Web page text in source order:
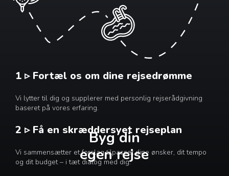
Byg din
egen rejse
1 ▹ Fortæl os om dine rejsedrømme
Vi lytter til dig og supplerer med personlig rejserådgivning
baseret på vores erfaring.
2 ▹ Få en skræddersyet rejseplan
Vi sammensætter et forslag tilpasset dine ønsker, dit tempo
og dit budget – i tæt dialog med dig.